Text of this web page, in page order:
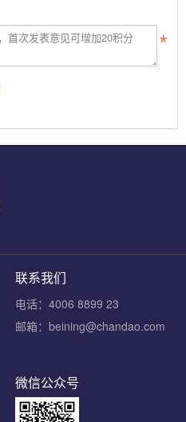
联系我们
电话：4006 8899 23
邮箱：beining@chandao.com
微信公众号